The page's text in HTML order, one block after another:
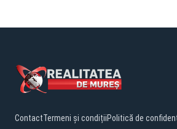
ContactTermeni și condițiiPolitică de